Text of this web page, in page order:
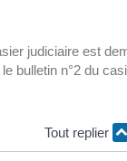
judiciaire est
bulletin n°2 du
Tout replier